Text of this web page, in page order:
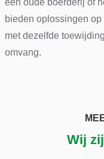
een oude boerderij of
bieden oplossingen
met dezelfde
omvang.
Wij